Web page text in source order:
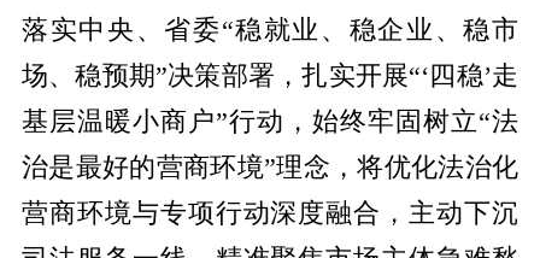
落实中央、省委“稳就业、稳企业、稳市
场、稳预期”决策部署，扎实开展“‘四稳’走
基层温暖小商户”行动，始终牢固树立“法
治是最好的营商环境”理念，将优化法治化
营商环境与专项行动深度融合，主动下沉